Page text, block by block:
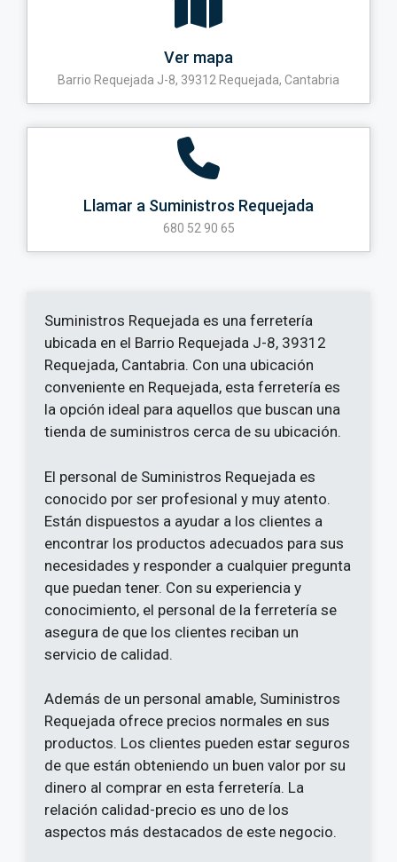
Ver mapa
Barrio Requejada J-8, 39312 Requejada, Cantabria
Llamar a Suministros Requejada
680 52 90 65
Suministros Requejada es una ferretería
ubicada en el Barrio Requejada J-8, 39312
Requejada, Cantabria. Con una ubicación
conveniente en Requejada, esta ferretería es
la opción ideal para aquellos que buscan una
tienda de suministros cerca de su ubicación.
El personal de Suministros Requejada es
conocido por ser profesional y muy atento.
Están dispuestos a ayudar a los clientes a
encontrar los productos adecuados para sus
necesidades y responder a cualquier pregunta
que puedan tener. Con su experiencia y
conocimiento, el personal de la ferretería se
asegura de que los clientes reciban un
servicio de calidad.
Además de un personal amable, Suministros
Requejada ofrece precios normales en sus
productos. Los clientes pueden estar seguros
de que están obteniendo un buen valor por su
dinero al comprar en esta ferretería. La
relación calidad-precio es uno de los
aspectos más destacados de este negocio.